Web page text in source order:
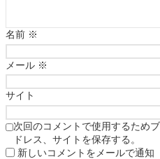
名前 ※
メール ※
サイト
次回のコメントで使用するため
ドレス、サイトを保存する。
新しいコメントをメールで通知